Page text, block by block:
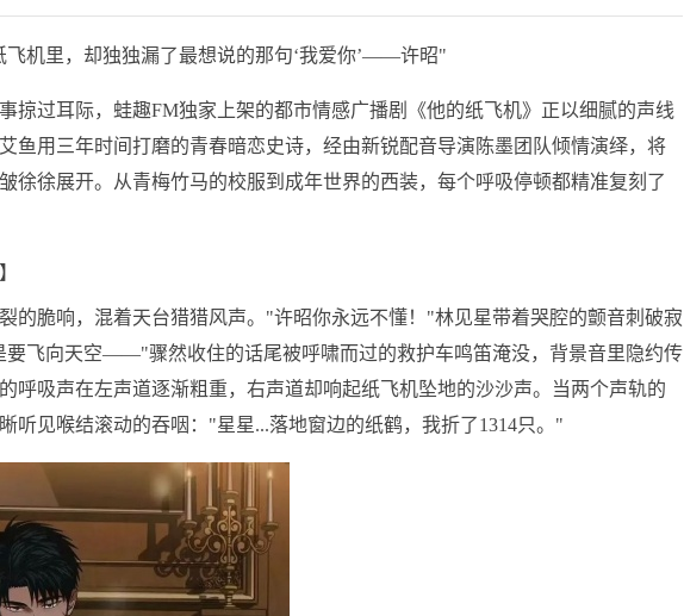
飞机里，却独独漏了最想说的那句‘我爱你’——许昭"
掠过耳际，蛙趣FM独家上架的都市情感广播剧《他的纸飞机》正以细腻的声线
鱼用三年时间打磨的青春暗恋史诗，经由新锐配音导演陈墨团队倾情演绎，将
徐徐展开。从青梅竹马的校服到成年世界的西装，每个呼吸停顿都精准复刻了
的脆响，混着天台猎猎风声。"许昭你永远不懂！"林见星带着哭腔的颤音刺破寂
要飞向天空——"骤然收住的话尾被呼啸而过的救护车鸣笛淹没，背景音里隐约传
呼吸声在左声道逐渐粗重，右声道却响起纸飞机坠地的沙沙声。当两个声轨的
听见喉结滚动的吞咽："星星...落地窗边的纸鹤，我折了1314只。"